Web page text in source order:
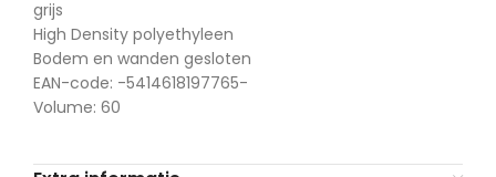
grijs
High Density polyethyleen
Bodem en wanden gesloten
EAN-code: -5414618197765-
Volume: 60